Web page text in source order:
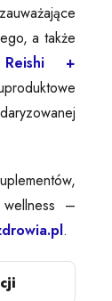
a także
+
wellness –
.